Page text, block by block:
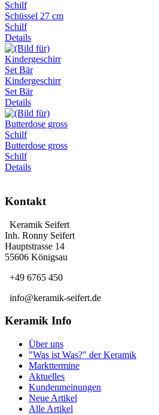
Schüssel 27 cm
Schilf
Details
Kindergeschirr
Set Bär
Details
Butterdose gross
Schilf
Details
Kontakt
Keramik Seifert
Inh. Ronny Seifert
Hauptstrasse 14
55606 Königsau
+49 6765 450
info@keramik-seifert.de
Keramik Info
Über uns
"Was ist Was?" der Keramik
Markttermine
Aktuelles
Kundenmeinungen
Neue Artikel
Alle Artikel